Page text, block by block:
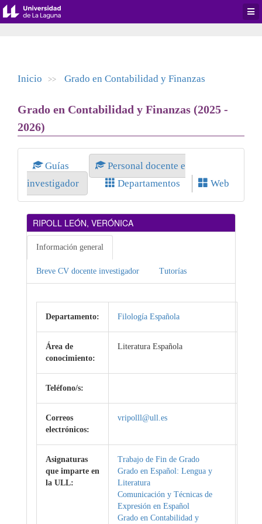
Inicio >> Grado en Contabilidad y Finanzas
Grado en Contabilidad y Finanzas (2025 -
2026)
Guías
Personal docente e
investigador
Departamentos Web
RIPOLL LEÓN, VERÓNICA
Información general
Breve CV docente investigador Tutorías
Departamento: Filología Española
Área de
conocimiento:
Literatura Española
Teléfono/s:
Correos
electrónicos:
vripolll@ull.es
Asignaturas
que imparte en
la ULL:
Trabajo de Fin de Grado
Grado en Español: Lengua y
Literatura
Comunicación y Técnicas de
Expresión en Español
Grado en Contabilidad y